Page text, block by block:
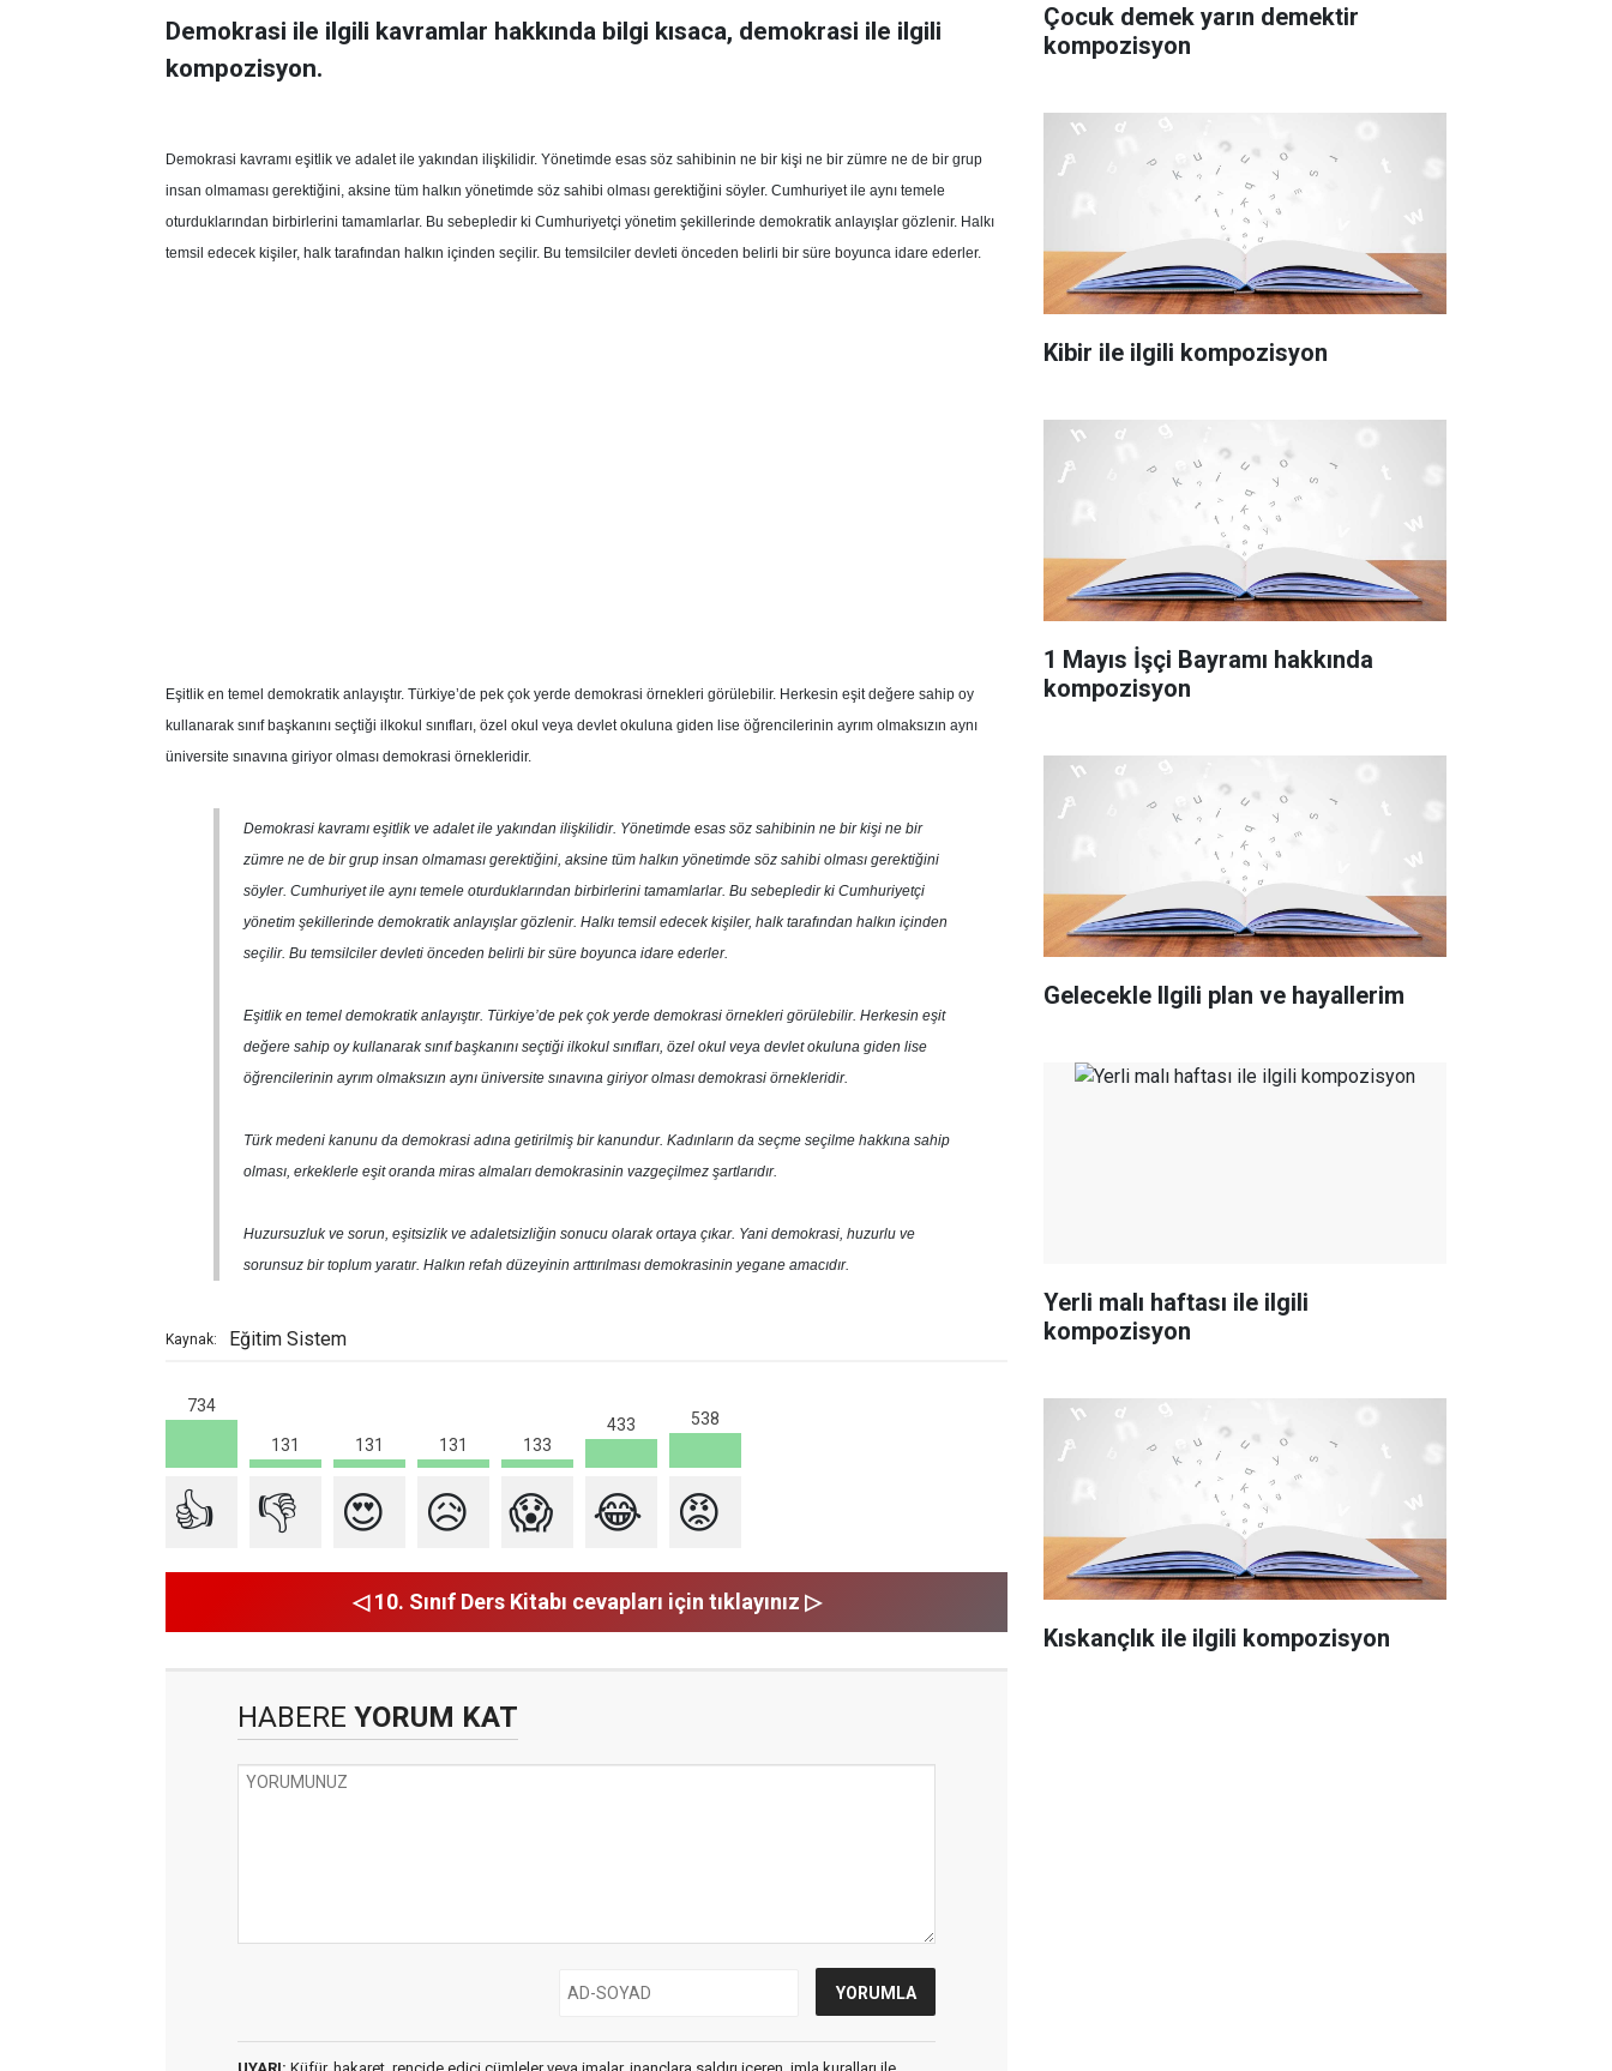
Demokrasi ile ilgili kavramlar hakkında bilgi kısaca, demokrasi ile ilgili
kompozisyon.
Demokrasi kavramı eşitlik ve adalet ile yakından ilişkilidir. Yönetimde esas söz sahibinin ne bir kişi ne bir zümre ne de bir grup
insan olmaması gerektiğini, aksine tüm halkın yönetimde söz sahibi olması gerektiğini söyler. Cumhuriyet ile aynı temele
oturduklarından birbirlerini tamamlarlar. Bu sebepledir ki Cumhuriyetçi yönetim şekillerinde demokratik anlayışlar gözlenir. Halkı
temsil edecek kişiler, halk tarafından halkın içinden seçilir. Bu temsilciler devleti önceden belirli bir süre boyunca idare ederler.
Eşitlik en temel demokratik anlayıştır. Türkiye’de pek çok yerde demokrasi örnekleri görülebilir. Herkesin eşit değere sahip oy
kullanarak sınıf başkanını seçtiği ilkokul sınıfları, özel okul veya devlet okuluna giden lise öğrencilerinin ayrım olmaksızın aynı
üniversite sınavına giriyor olması demokrasi örnekleridir.
Demokrasi kavramı eşitlik ve adalet ile yakından ilişkilidir. Yönetimde esas söz sahibinin ne bir kişi ne bir
zümre ne de bir grup insan olmaması gerektiğini, aksine tüm halkın yönetimde söz sahibi olması gerektiğini
söyler. Cumhuriyet ile aynı temele oturduklarından birbirlerini tamamlarlar. Bu sebepledir ki Cumhuriyetçi
yönetim şekillerinde demokratik anlayışlar gözlenir. Halkı temsil edecek kişiler, halk tarafından halkın içinden
seçilir. Bu temsilciler devleti önceden belirli bir süre boyunca idare ederler.
Eşitlik en temel demokratik anlayıştır. Türkiye’de pek çok yerde demokrasi örnekleri görülebilir. Herkesin eşit
değere sahip oy kullanarak sınıf başkanını seçtiği ilkokul sınıfları, özel okul veya devlet okuluna giden lise
öğrencilerinin ayrım olmaksızın aynı üniversite sınavına giriyor olması demokrasi örnekleridir.
Türk medeni kanunu da demokrasi adına getirilmiş bir kanundur. Kadınların da seçme seçilme hakkına sahip
olması, erkeklerle eşit oranda miras almaları demokrasinin vazgeçilmez şartlarıdır.
Huzursuzluk ve sorun, eşitsizlik ve adaletsizliğin sonucu olarak ortaya çıkar. Yani demokrasi, huzurlu ve
sorunsuz bir toplum yaratır. Halkın refah düzeyinin arttırılması demokrasinin yegane amacıdır.
Kaynak: Eğitim Sistem
734
131 131 131 133
433 538
👍 👎 😍 😥 😱 😂 😡
◁ 10. Sınıf Ders Kitabı cevapları için tıklayınız ▷
HABERE YORUM KAT
Çocuk demek yarın demektir
kompozisyon
Kibir ile ilgili kompozisyon
1 Mayıs İşçi Bayramı hakkında
kompozisyon
Gelecekle llgili plan ve hayallerim
Yerli malı haftası ile ilgili
kompozisyon
Kıskançlık ile ilgili kompozisyon